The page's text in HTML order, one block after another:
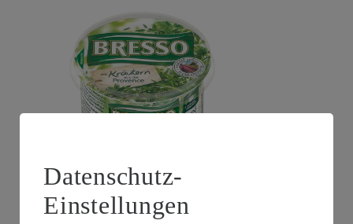
Angebot:GUT&GÜNSTIG Crème Fraîche
0.99
Datenschutz-
Einstellungen